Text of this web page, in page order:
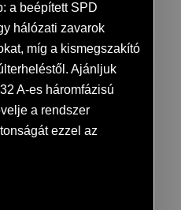
a beépített SPD
hálózati zavarok
míg a kismegszakító
Ajánljuk
A-es háromfázisú
a rendszer
ezzel az